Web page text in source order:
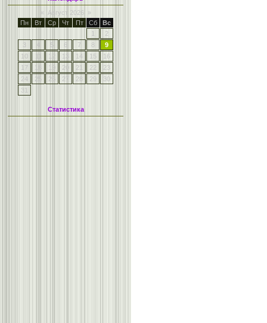
«
Август 2026
»
Пн
Вт Ср Чт Пт Сб
Вс
1
2
3
4 5 6 7 8
9
10
11 12 13 14 15
16
17
18 19 20 21 22
23
24
25 26 27 28 29
30
31
Статистика